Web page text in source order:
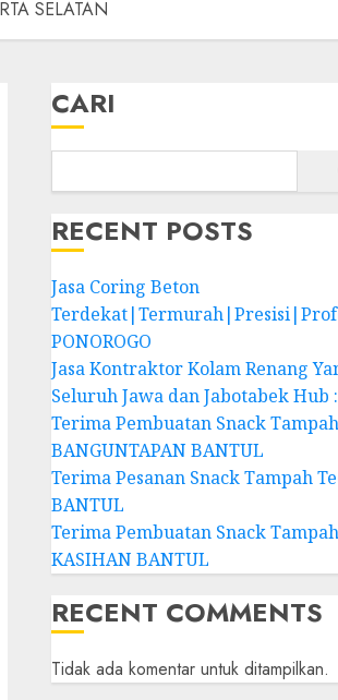
SELATAN
CARI
RECENT POSTS
Jasa Coring Beton
PONOROGO
Jasa Kontraktor Kolam Renang
Seluruh Jawa dan Jabotabek Hub
Terima Pembuatan Snack
BANGUNTAPAN BANTUL
Terima Pesanan Snack Tampah
BANTUL
Terima Pembuatan Snack
KASIHAN BANTUL
RECENT COMMENTS
Tidak ada komentar untuk ditampilkan.